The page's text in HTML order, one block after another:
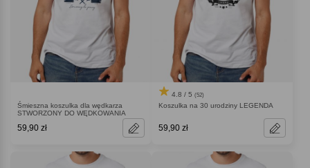
Śmieszna koszulka dla wędkarza
STWORZONY DO WĘDKOWANIA
59,90 zł
4.8 / 5 (52)
Koszulka na 30 urodziny LEGENDA
59,90 zł